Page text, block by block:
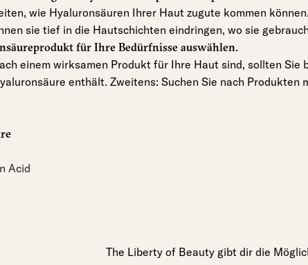
wie Hyaluronsäuren Ihrer Haut zugute kommen
sie tief in die Hautschichten eindringen, wo sie
für Ihre Bedürfnisse auswählen.
einem wirksamen Produkt für Ihre Haut sind, sollten
enthält. Zweitens: Suchen Sie nach
Acid
The Liberty of Beauty gibt dir die